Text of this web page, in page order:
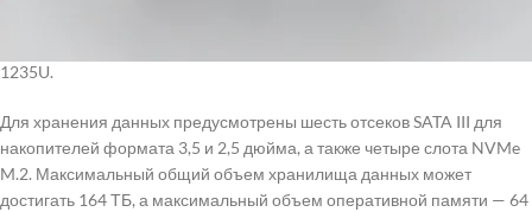
1235U.
Для хранения данных предусмотрены шесть отсеков SATA III для
накопителей формата 3,5 и 2,5 дюйма, а также четыре слота NVMe
M.2. Максимальный общий объем хранилища данных может
достигать 164 ТБ, а максимальный объем оперативной памяти — 64